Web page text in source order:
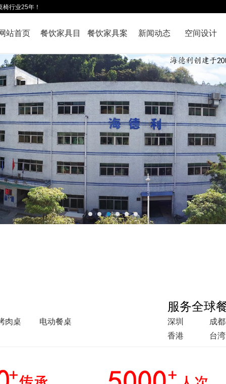
行业25年！
站首页 餐饮家具目 餐饮家具案
例
新闻动态 空间设计
肉桌 电动餐桌
服务全球
深圳
成都
香港
台湾